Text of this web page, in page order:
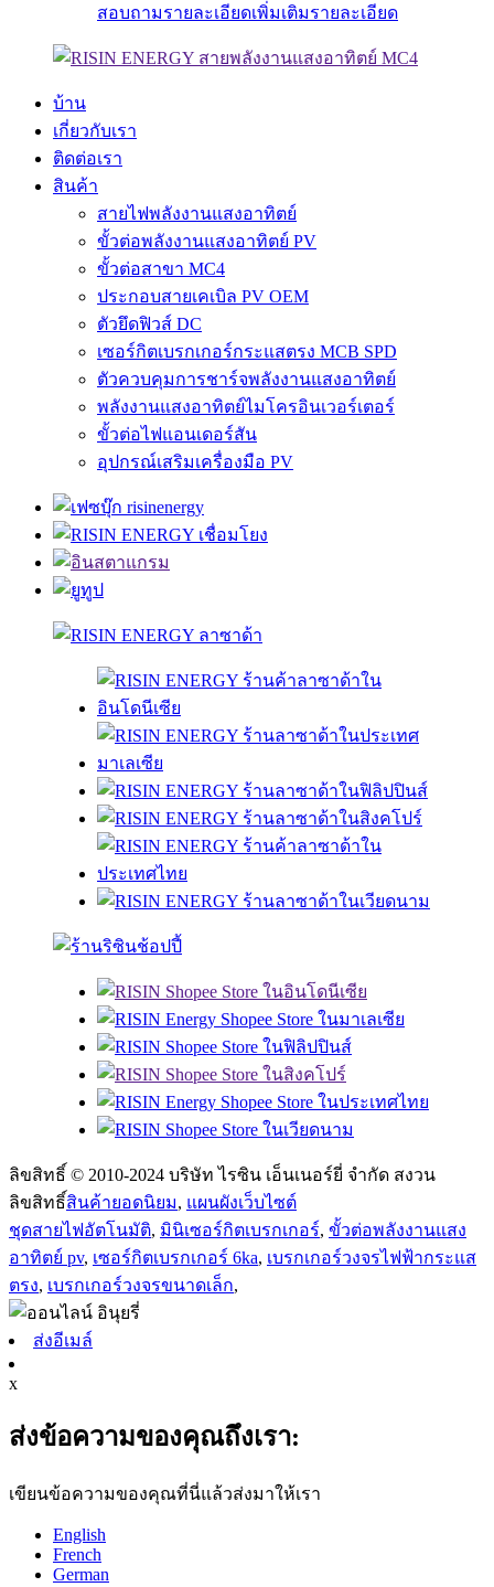
สอบถามรายละเอียดเพิ่มเติมรายละเอียด
บ้าน
เกี่ยวกับเรา
ติดต่อเรา
สินค้า
สายไฟพลังงานแสงอาทิตย์
ขั้วต่อพลังงานแสงอาทิตย์ PV
ขั้วต่อสาขา MC4
ประกอบสายเคเบิล PV OEM
ตัวยึดฟิวส์ DC
เซอร์กิตเบรกเกอร์กระแสตรง MCB SPD
ตัวควบคุมการชาร์จพลังงานแสงอาทิตย์
พลังงานแสงอาทิตย์ไมโครอินเวอร์เตอร์
ขั้วต่อไฟแอนเดอร์สัน
อุปกรณ์เสริมเครื่องมือ PV
ลิขสิทธิ์ © 2010-2024 บริษัท ไรซิน เอ็นเนอร์ยี่ จำกัด สงวน
ลิขสิทธิ์สินค้ายอดนิยม, แผนผังเว็บไซต์
ชุดสายไฟอัตโนมัติ, มินิเซอร์กิตเบรกเกอร์, ขั้วต่อพลังงานแสง
อาทิตย์ pv, เซอร์กิตเบรกเกอร์ 6ka, เบรกเกอร์วงจรไฟฟ้ากระแส
ตรง, เบรกเกอร์วงจรขนาดเล็ก,
ส่งอีเมล์
x
ส่งข้อความของคุณถึงเรา:
เขียนข้อความของคุณที่นี่แล้วส่งมาให้เรา
English
French
German